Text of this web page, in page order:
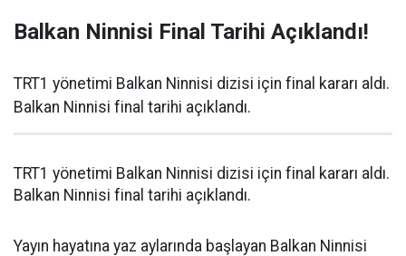
Balkan Ninnisi Final Tarihi Açıklandı!
TRT1 yönetimi Balkan Ninnisi dizisi için final kararı aldı.
Balkan Ninnisi final tarihi açıklandı.
TRT1 yönetimi Balkan Ninnisi dizisi için final kararı aldı.
Balkan Ninnisi final tarihi açıklandı.
Yayın hayatına yaz aylarında başlayan Balkan Ninnisi